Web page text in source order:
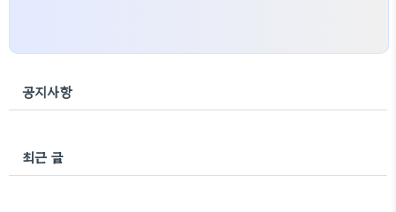
공지사항
최근 글